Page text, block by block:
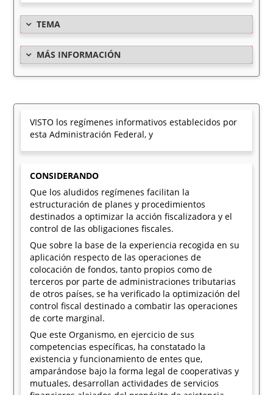
TEMA
MÁS INFORMACIÓN
VISTO los regímenes informativos establecidos por
esta Administración Federal, y
CONSIDERANDO
Que los aludidos regímenes facilitan la
estructuración de planes y procedimientos
destinados a optimizar la acción fiscalizadora y el
control de las obligaciones fiscales.
Que sobre la base de la experiencia recogida en su
aplicación respecto de las operaciones de
colocación de fondos, tanto propios como de
terceros por parte de administraciones tributarias
de otros países, se ha verificado la optimización del
control fiscal destinado a combatir las operaciones
de corte marginal.
Que este Organismo, en ejercicio de sus
competencias específicas, ha constatado la
existencia y funcionamiento de entes que,
amparándose bajo la forma legal de cooperativas y
mutuales, desarrollan actividades de servicios